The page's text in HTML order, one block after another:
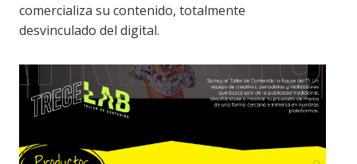
comercializa su contenido, totalmente
desvinculado del digital.